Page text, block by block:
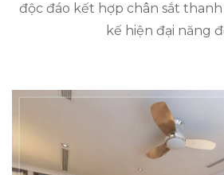
độc đáo kết hợp chân sắt
kế hiện đại năng